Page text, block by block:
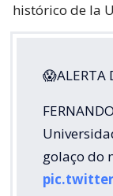
histórico de la
😱ALERTA
golaço do